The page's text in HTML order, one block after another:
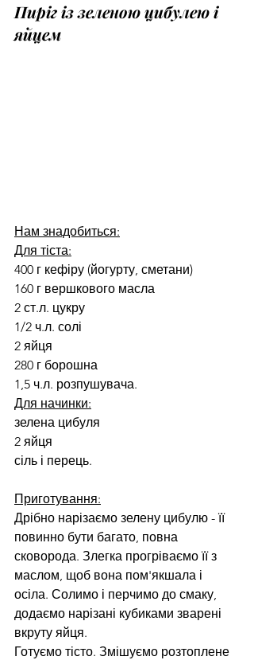
Пиріг із зеленою цибулею і
яйцем
Нам знадобиться:
Для тіста:
400 г кефіру (йогурту, сметани)
160 г вершкового масла
2 ст.л. цукру
1/2 ч.л. солі
2 яйця
280 г борошна
1,5 ч.л. розпушувача.
Для начинки:
зелена цибуля
2 яйця
сіль і перець.
Приготування:
Дрібно нарізаємо зелену цибулю - її
повинно бути багато, повна
сковорода. Злегка прогріваємо її з
маслом, щоб вона пом'якшала і
осіла. Солимо і перчимо до смаку,
додаємо нарізані кубиками зварені
вкруту яйця.
Готуємо тісто. Змішуємо розтоплене